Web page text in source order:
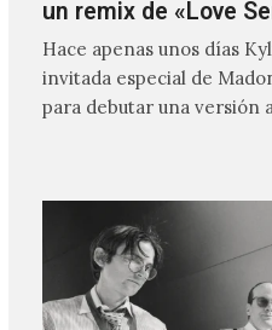
un remix de «Love
Hace apenas unos días
invitada especial de
para debutar una versión